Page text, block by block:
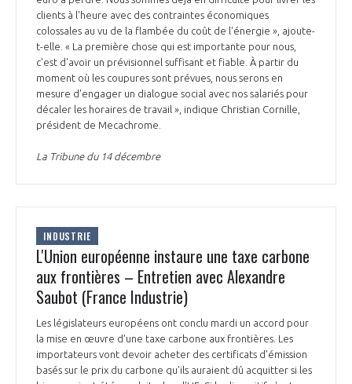
clients à l'heure avec des contraintes économiques
colossales au vu de la flambée du coût de l'énergie », ajoute-
t-elle. « La première chose qui est importante pour nous,
c'est d'avoir un prévisionnel suffisant et fiable. À partir du
moment où les coupures sont prévues, nous serons en
mesure d'engager un dialogue social avec nos salariés pour
décaler les horaires de travail », indique Christian Cornille,
président de Mecachrome.
La Tribune du 14 décembre
INDUSTRIE
L'Union européenne instaure une taxe carbone
aux frontières – Entretien avec Alexandre
Saubot (France Industrie)
Les législateurs européens ont conclu mardi un accord pour
la mise en œuvre d'une taxe carbone aux frontières. Les
importateurs vont devoir acheter des certificats d'émission
basés sur le prix du carbone qu'ils auraient dû acquitter si les